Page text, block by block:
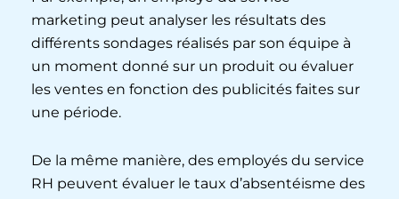
marketing peut analyser les résultats des
différents sondages réalisés par son équipe à
un moment donné sur un produit ou évaluer
les ventes en fonction des publicités faites sur
une période.
De la même manière, des employés du service
RH peuvent évaluer le taux d’absentéisme des